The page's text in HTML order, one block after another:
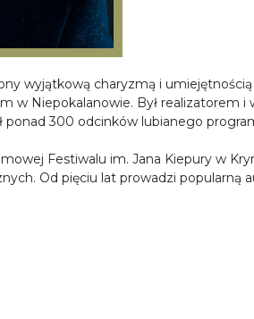
wyjątkową charyzmą i
w Niepokalanowie. Był realizatorem i
ponad 300 odcinków lubianego
Festiwalu im. Jana Kiepury w
Od pięciu lat prowadzi popularną